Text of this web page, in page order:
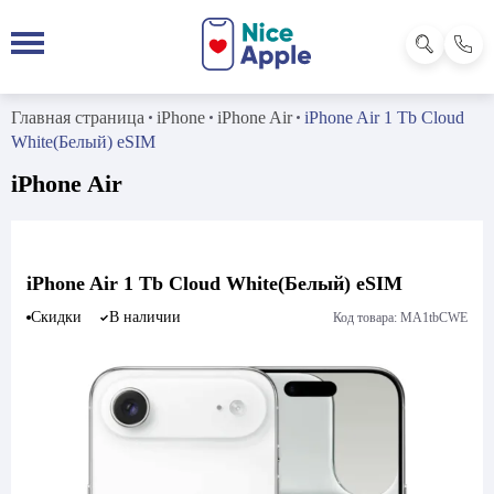
Главная страница iPhone iPhone Air
iPhone Air 1 Tb Cloud
White(Белый) eSIM
iPhone Air
iPhone Air 1 Tb Cloud White(Белый) eSIM
Скидки В наличии Код товара: MA1tbCWE